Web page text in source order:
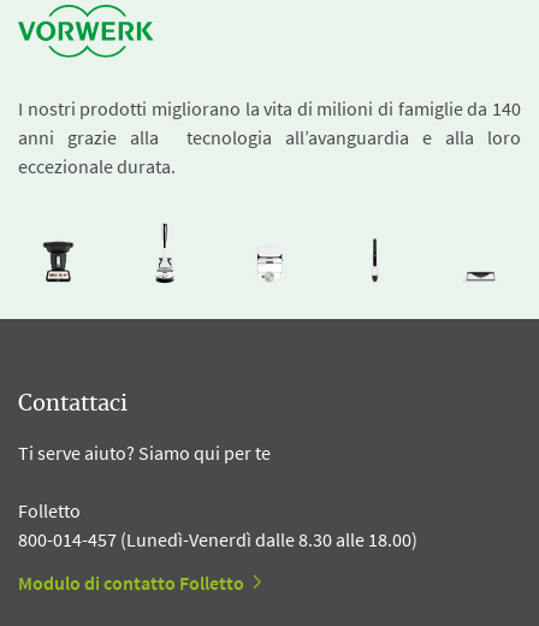
I nostri prodotti migliorano la vita di milioni di famiglie da 140
anni grazie alla tecnologia all’avanguardia e alla loro
eccezionale durata.
Contattaci
Ti serve aiuto? Siamo qui per te
Folletto
800-014-457 (Lunedì-Venerdì dalle 8.30 alle 18.00)
Modulo di contatto Folletto